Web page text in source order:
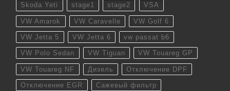
Skoda Yeti stage1 stage2 VSA
VW Amarok VW Caravelle VW Golf 6
VW Jetta 5 VW Jetta 6 vw passat b6
VW Polo Sedan VW Tiguan VW Touareg GP
VW Touareg NF Дизель Отключение DPF
Отключение EGR Сажевый фильтр